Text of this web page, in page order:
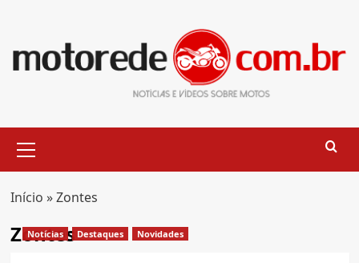
content
Menu
Início »Zontes
Zontes
Notícias Destaques Novidades